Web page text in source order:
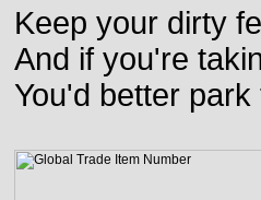
Keep your dirty
And if you're
You'd better